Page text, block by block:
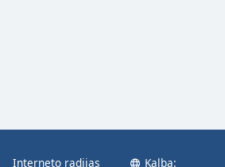
Interneto radijas
Kalba: